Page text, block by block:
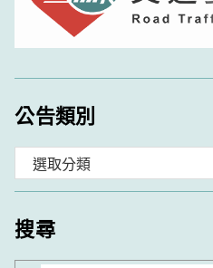
公告類別
類
搜尋